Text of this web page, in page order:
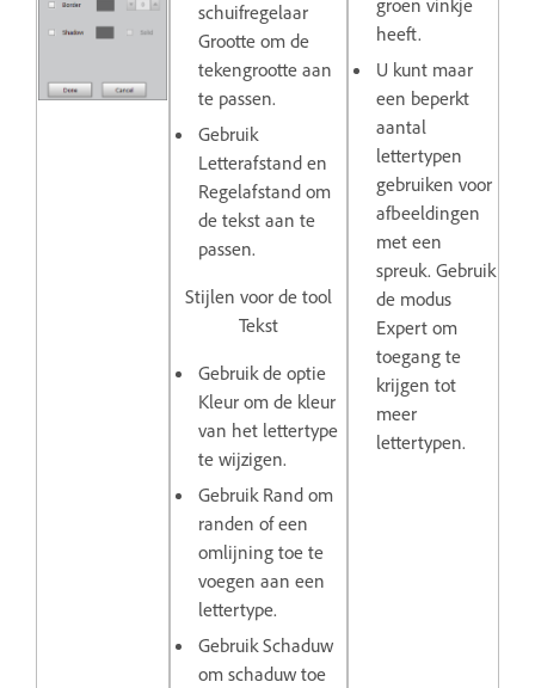
schuifregelaar
Grootte om de
tekengrootte aan
te passen.
Gebruik
Letterafstand en
Regelafstand om
de tekst aan te
passen.
Stijlen voor de tool
Tekst
Gebruik de optie
Kleur om de kleur
van het lettertype
te wijzigen.
Gebruik Rand om
randen of een
omlijning toe te
voegen aan een
lettertype.
GebruikSchaduw
om schaduw toe
groen vinkje
heeft.
U kunt maar
een beperkt
aantal
lettertypen
gebruiken voor
afbeeldingen
met een
spreuk. Gebruik
de modus
Expert om
toegang te
krijgen tot
meer
lettertypen.